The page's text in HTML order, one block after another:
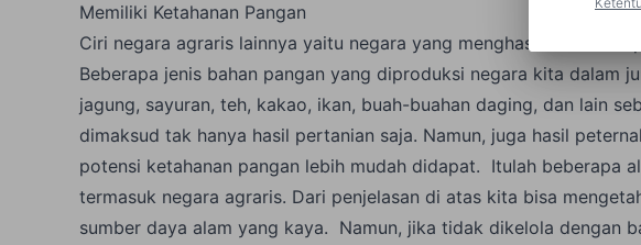
Memiliki Ketahanan Pangan
Ciri negara agraris lainnya yaitu negara yang menghasilkan bahan
Beberapa jenis bahan pangan yang diproduksi negara kita dalam
jagung, sayuran, teh, kakao, ikan, buah-buahan daging, dan lain
dimaksud tak hanya hasil pertanian saja. Namun, juga hasil
potensi ketahanan pangan lebih mudah didapat. Itulah beberapa
termasuk negara agraris. Dari penjelasan di atas kita bisa
sumber daya alam yang kaya. Namun, jika tidak dikelola dengan